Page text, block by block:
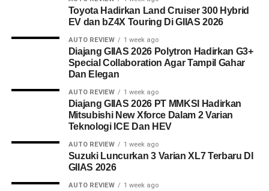
Toyota Hadirkan Land Cruiser 300 Hybrid
EV dan bZ4X Touring Di GIIAS 2026
AUTO REVIEW 1 week ago
Diajang GIIAS 2026 Polytron Hadirkan G3+
Special Collaboration Agar Tampil Gahar
Dan Elegan
AUTO REVIEW 1 week ago
Diajang GIIAS 2026 PT MMKSI Hadirkan
Mitsubishi New Xforce Dalam 2 Varian
Teknologi ICE Dan HEV
AUTO REVIEW 1 week ago
Suzuki Luncurkan 3 Varian XL7 Terbaru DI
GIIAS 2026
AUTO REVIEW 1 week ago